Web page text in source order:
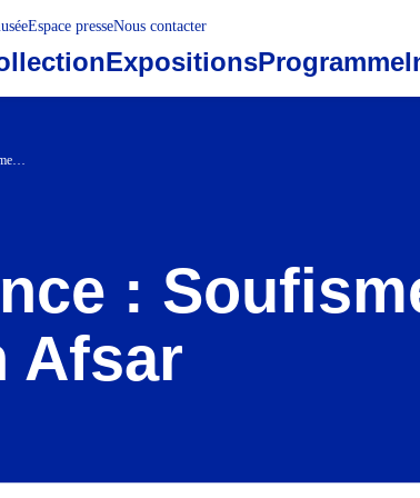
Espace presseNous contacter
ExpositionsProgramme
Conférence : Soufisme et nature avec Bahman Afsar
:
Afsar